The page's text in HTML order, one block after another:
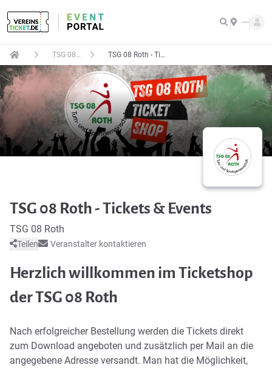
---
TSG 08 Roth TSG 08 Roth - Tickets & Events
TSG 08 Roth - Tickets & Events
TSG 08 Roth
Teilen Veranstalter kontaktieren
Herzlich willkommen im Ticketshop
der TSG 08 Roth
Nach erfolgreicher Bestellung werden die Tickets direkt
zum Download angeboten und zusätzlich per Mail an die
angegebene Adresse versandt. Man hat die Möglichkeit,